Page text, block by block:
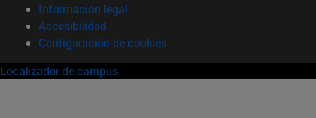
Información legal
Accesibilidad
Configuración de cookies
Localizador de campus